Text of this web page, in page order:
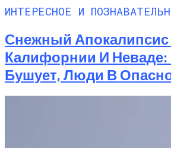
ИНТЕРЕСНОЕ И
Снежный
Калифорнии И Неваде:
Бушует, Люди В